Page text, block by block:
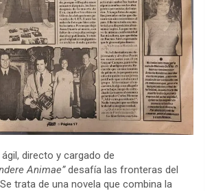
directo y cargado de
Animae”desafía las fronteras del
trata de una novela que combina la